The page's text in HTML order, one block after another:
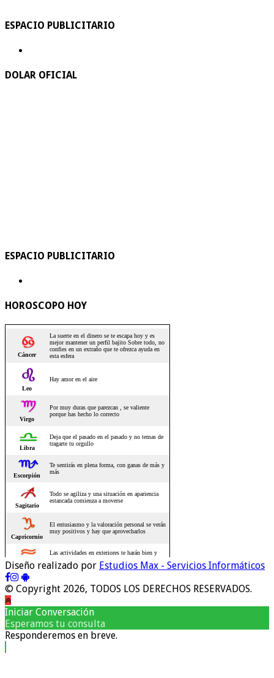
ESPACIO PUBLICITARIO
DOLAR OFICIAL
ESPACIO PUBLICITARIO
HOROSCOPO HOY
Diseño realizado por Estudios Max - Servicios Informáticos
© Copyright 2026, TODOS LOS DERECHOS RESERVADOS.
Iniciar Conversación
Esperamos tu consulta
Responderemos en breve.